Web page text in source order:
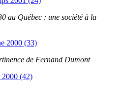
au Québec : une société à la
2000 (33)
de Fernand Dumont
(42)